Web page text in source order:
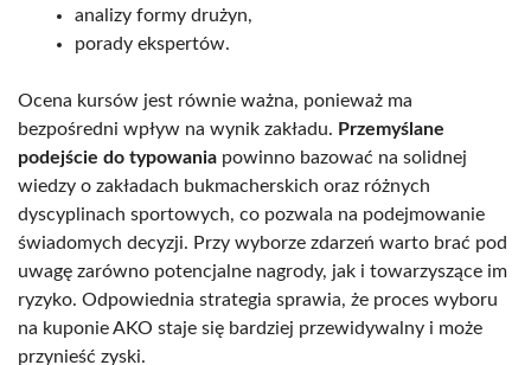
analizy formy drużyn,
porady ekspertów.
Ocena kursów jest równie ważna, ponieważ ma
bezpośredni wpływ na wynik zakładu. Przemyślane
podejście do typowania powinno bazować na solidnej
wiedzy o zakładach bukmacherskich oraz różnych
dyscyplinach sportowych, co pozwala na podejmowanie
świadomych decyzji. Przy wyborze zdarzeń warto brać pod
uwagę zarówno potencjalne nagrody, jak i towarzyszące im
ryzyko. Odpowiednia strategia sprawia, że proces wyboru
na kuponie AKO staje się bardziej przewidywalny i może
przynieść zyski.